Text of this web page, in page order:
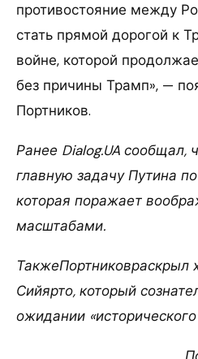
противостояние между
стать прямой дорогой к
войне, которой
без причины Трамп», —
Портников.
Ранее Dialog.UA сообщал,
главную задачу Путина
которая поражает
масштабами.
ТакжеПортниковраскрыл
Сийярто, который
ожидании